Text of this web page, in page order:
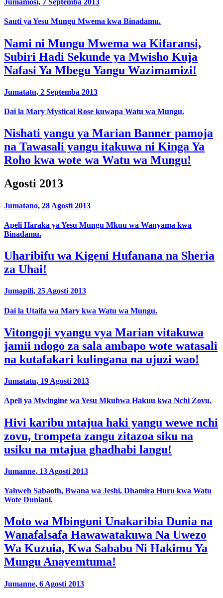
Jumamosi, 7 Septemba 2013
Sauti ya Yesu Mungu Mwema kwa Binadamu.
Nami ni Mungu Mwema wa Kifaransi,
Subiri Hadi Sekunde ya Mwisho Kuja
Nafasi Ya Mbegu Yangu Wazimamizi!
Jumatatu, 2 Septemba 2013
Dai la Mary Mystical Rose kuwapa Watu wa Mungu.
Nishati yangu ya Marian Banner pamoja
na Tawasali yangu itakuwa ni Kinga Ya
Roho kwa wote wa Watu wa Mungu!
Agosti 2013
Jumatano, 28 Agosti 2013
Apeli Haraka ya Yesu Mungu Mkuu wa Wanyama kwa
Binadamu.
Uharibifu wa Kigeni Hufanana na Sheria
za Uhai!
Jumapili, 25 Agosti 2013
Dai la Utaifa wa Mary kwa Watu wa Mungu.
Vitongoji vyangu vya Marian vitakuwa
jamii ndogo za sala ambapo wote watasali
na kutafakari kulingana na ujuzi wao!
Jumatatu, 19 Agosti 2013
Apeli ya Mwingine wa Yesu Mkubwa Hakuu kwa Nchi Zovu.
Hivi karibu mtajua haki yangu wewe nchi
zovu, trompeta zangu zitazoa siku na
usiku na mtajua ghadhabi langu!
Jumanne, 13 Agosti 2013
Yahweh Sabaoth, Bwana wa Jeshi, Dhamira Huru kwa Watu
Wote Duniani.
Moto wa Mbinguni Unakaribia Dunia na
Wanafalsafa Hawawatakuwa Na Uwezo
Wa Kuzuia, Kwa Sababu Ni Hakimu Ya
Mungu Anayemtuma!
Jumanne, 6 Agosti 2013